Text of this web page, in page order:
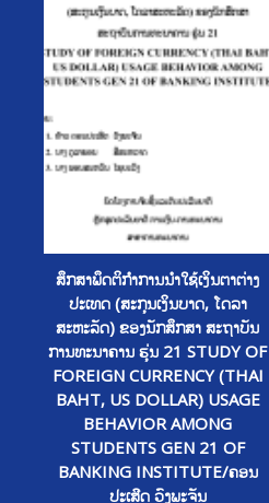
ສຶກສາພຶດຕິກໍາການນໍາໃຊ້ເງິນຕາຕ່າງ
ປະເທດ (ສະກຸນເງິນບາດ, ໂດລາ
ສະຫະລັດ) ຂອງນັກສຶກສາ ສະຖາບັນ
ການທະນາຄານ ຮຸ່ນ 21 STUDY OF
FOREIGN CURRENCY (THAI
BAHT, US DOLLAR) USAGE
BEHAVIOR AMONG
STUDENTS GEN 21 OF
BANKING INSTITUTE/ຄອນ
ປະເສີດ ວົງພະຈັນ